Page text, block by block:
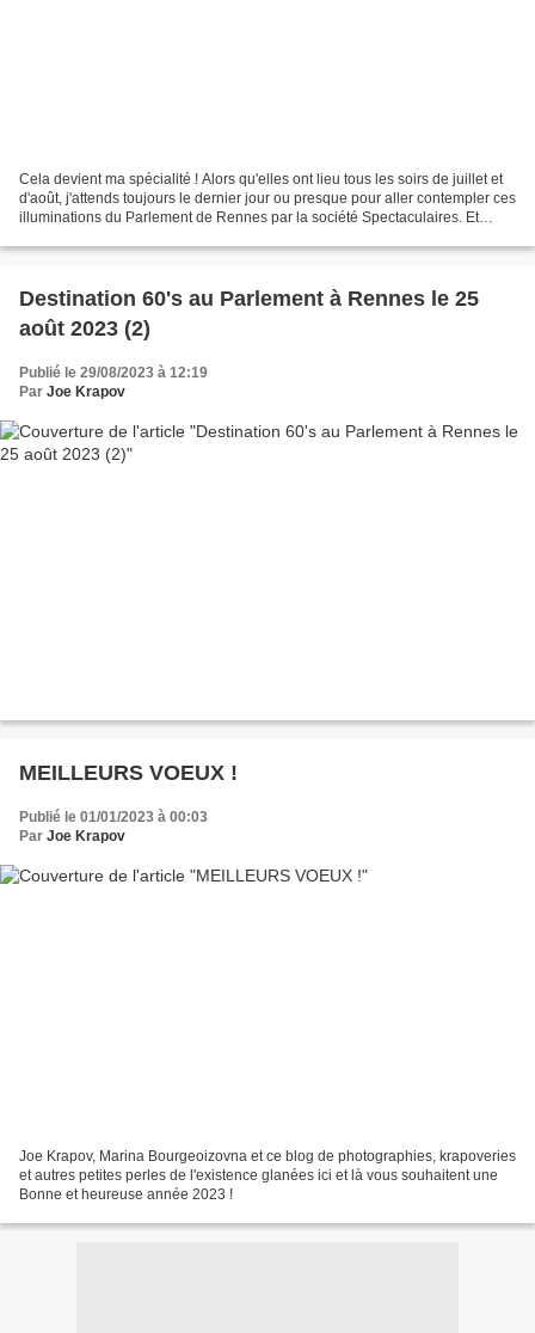
Cela devient ma spécialité ! Alors qu'elles ont lieu tous les soirs de juillet et
d'août, j'attends toujours le dernier jour ou presque pour aller contempler ces
illuminations du Parlement de Rennes par la société Spectaculaires. Et
Destination 60's au Parlement à Rennes le 25
août 2023 (2)
Publié le 29/08/2023 à 12:19
Par Joe Krapov
MEILLEURS VOEUX !
Publié le 01/01/2023 à 00:03
Par Joe Krapov
Joe Krapov, Marina Bourgeoizovna et ce blog de photographies, krapoveries
et autres petites perles de l'existence glanées ici et là vous souhaitent une
Bonne et heureuse année 2023 !